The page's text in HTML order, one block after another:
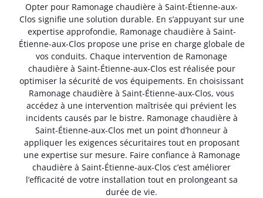
Opter pour Ramonage chaudière à Saint-Étienne-aux-
Clos signifie une solution durable. En s’appuyant sur une
expertise approfondie, Ramonage chaudière à Saint-
Étienne-aux-Clos propose une prise en charge globale de
vos conduits. Chaque intervention de Ramonage
chaudière à Saint-Étienne-aux-Clos est réalisée pour
optimiser la sécurité de vos équipements. En choisissant
Ramonage chaudière à Saint-Étienne-aux-Clos, vous
accédez à une intervention maîtrisée qui prévient les
incidents causés par le bistre. Ramonage chaudière à
Saint-Étienne-aux-Clos met un point d’honneur à
appliquer les exigences sécuritaires tout en proposant
une expertise sur mesure. Faire confiance à Ramonage
chaudière à Saint-Étienne-aux-Clos c’est améliorer
l’efficacité de votre installation tout en prolongeant sa
durée de vie.